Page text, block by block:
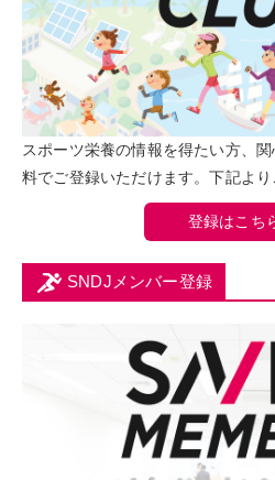
スポーツ栄養の情報を得たい方、
料でご登録いただけます。下記より
登録はこち
SNDJメンバー登録